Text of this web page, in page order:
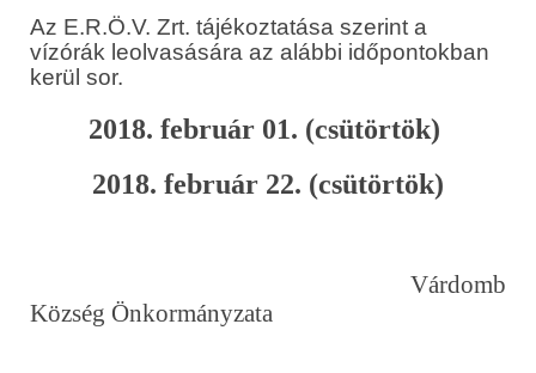
Az E.R.Ö.V. Zrt. tájékoztatása szerint a
vízórák leolvasására az alábbi időpontokban
kerül sor.
2018. február 01. (csütörtök)
2018. február 22. (csütörtök)
Várdomb
Község Önkormányzata